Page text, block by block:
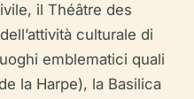
il Théâtre des
culturale di
emblematici quali
la Harpe), la Basilica